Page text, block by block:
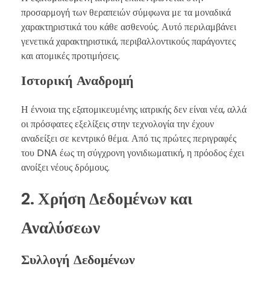
προσαρμογή των θεραπειών σύμφωνα με τα μοναδικά
χαρακτηριστικά του κάθε ασθενούς. Αυτό περιλαμβάνει
γενετικά χαρακτηριστικά, περιβαλλοντικούς παράγοντες
και ατομικές προτιμήσεις.
Ιστορική Αναδρομή
Η έννοια της εξατομικευμένης ιατρικής δεν είναι νέα, αλλά
οι πρόσφατες εξελίξεις στην τεχνολογία την έχουν
αναδείξει σε κεντρικό θέμα. Από τις πρώτες περιγραφές
του DNA έως τη σύγχρονη γονιδιωματική, η πρόοδος έχει
ανοίξει νέους δρόμους.
2. Χρήση Δεδομένων και
Αναλύσεων
Συλλογή Δεδομένων